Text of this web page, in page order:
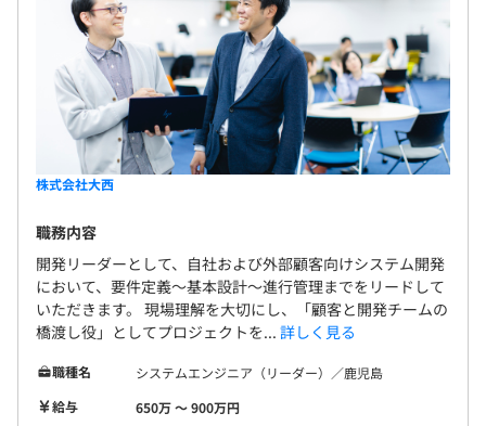
株式会社大西
職務内容
開発リーダーとして、自社および外部顧客向けシステム開発
において、要件定義〜基本設計〜進行管理までをリードして
いただきます。 現場理解を大切にし、「顧客と開発チームの
橋渡し役」としてプロジェクトを... 詳しく見る
職種名
システムエンジニア（リーダー）／鹿児島
給与
650万 〜 900万円